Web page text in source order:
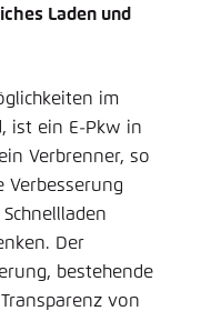
Laden und
im
ist ein E-Pkw in
Verbrenner, so
Verbesserung
Der
bestehende
von